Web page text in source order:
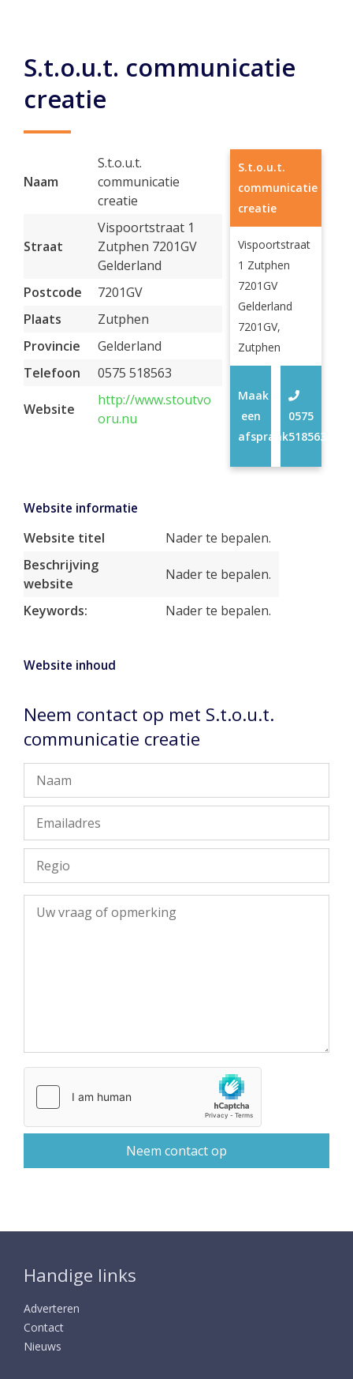
S.t.o.u.t. communicatie
creatie
Naam
S.t.o.u.t.
communicatie
creatie
Straat
Vispoortstraat 1
Zutphen 7201GV
Gelderland
Postcode
7201GV
Plaats
Zutphen
Provincie
Gelderland
Telefoon
0575 518563
Website
http://www.stoutvo
oru.nu
S.t.o.u.t.
communicatie
creatie
Vispoortstraat
1 Zutphen
7201GV
Gelderland
7201GV,
Zutphen
0575
518563
Maak
een
afspraak
Website informatie
Website titel
Nader te bepalen.
Beschrijving
website
Nader te bepalen.
Keywords: Nader te bepalen.
Website inhoud
Neem contact op met S.t.o.u.t.
communicatie creatie
Handige links
Adverteren
Contact
Nieuws